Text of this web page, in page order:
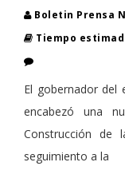
Boletin Prensa
Tiempo
El gobernador del
encabezó una
Construcción de
seguimiento a la